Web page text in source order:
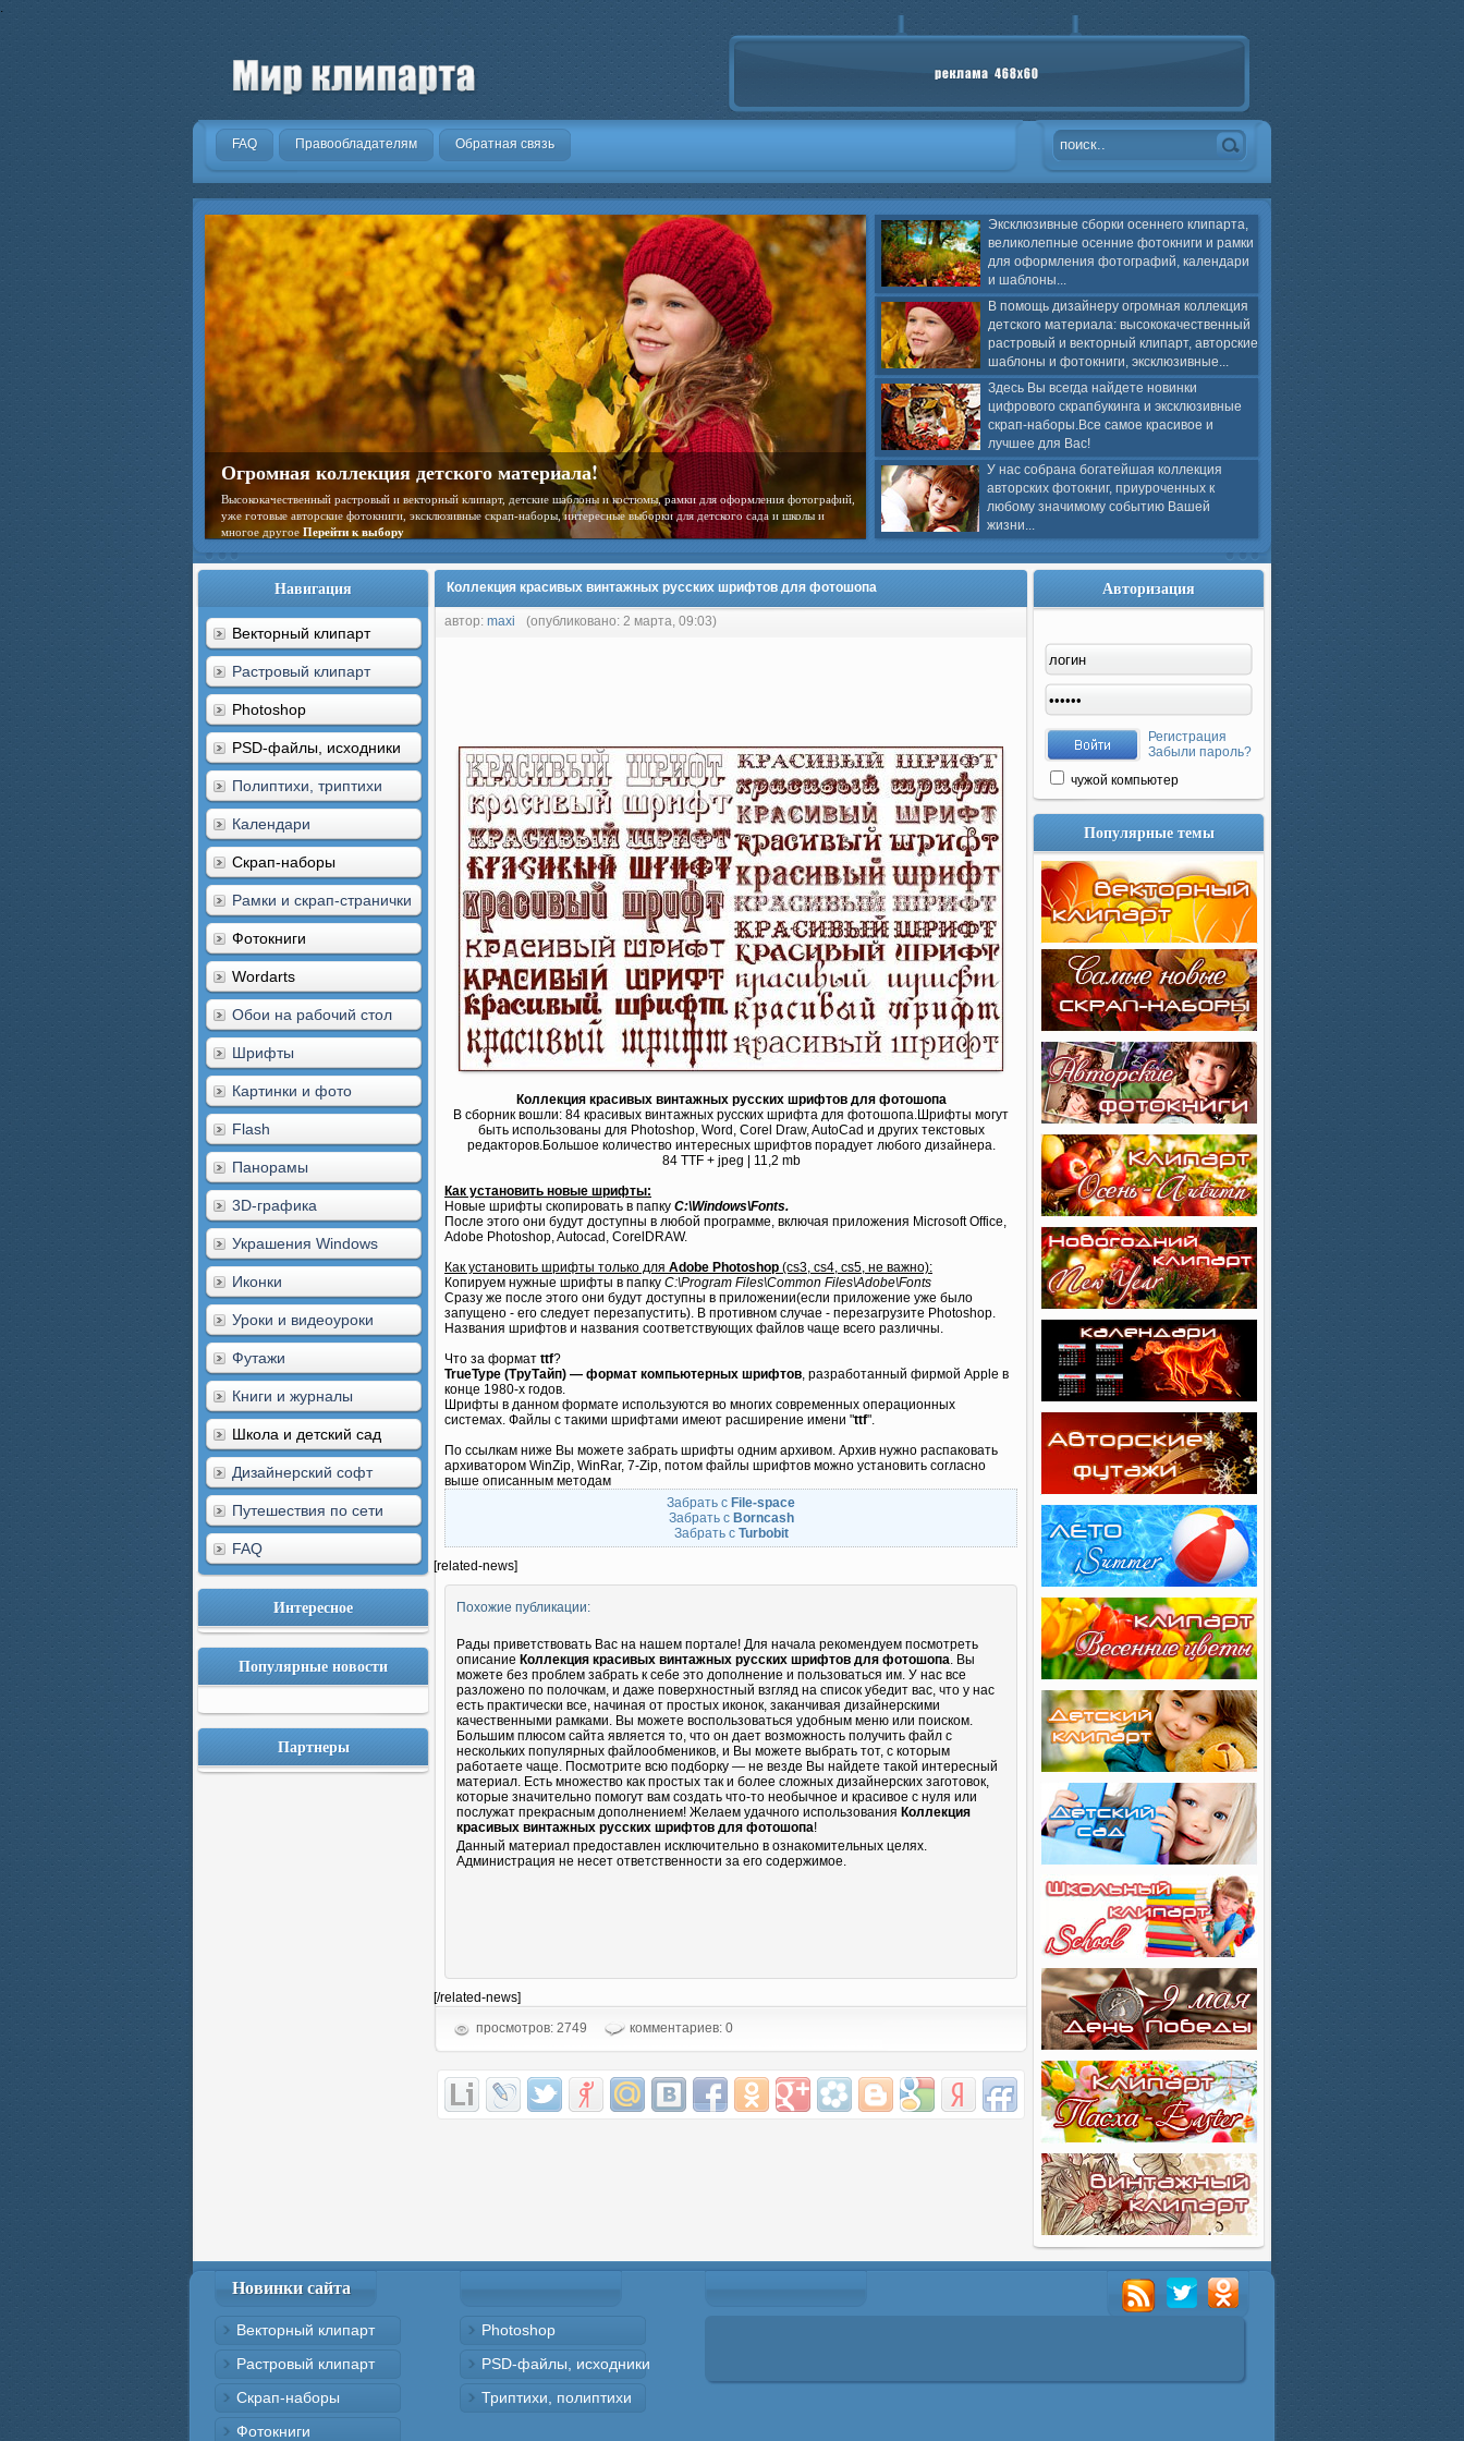
.
FAQ Правообладателям Обратная связь
Эксклюзивные сборки осеннего клипарта,
великолепные осенние фотокниги и рамки
для оформления фотографий, календари
и шаблоны...
В помощь дизайнеру огромная коллекция
детского материала: высококачественный
растровый и векторный клипарт, авторские
шаблоны и фотокниги, эксклюзивные...
Здесь Вы всегда найдете новинки
цифрового скрапбукинга и эксклюзивные
скрап-наборы.Все самое красивое и
лучшее для Вас!
У нас собрана богатейшая коллекция
авторских фотокниг, приуроченных к
любому значимому событию Вашей
жизни...
Огромная коллекция детского материала!
Высококачественный растровый и векторный клипарт, детские шаблоны и костюмы, рамки для оформления фотографий,
уже готовые авторские фотокниги, эксклюзивные скрап-наборы, интересные выборки для детского сада и школы и
многое другое Перейти к выбору
Навигация
Векторный клипарт
Растровый клипарт
Photoshop
PSD-файлы, исходники
Полиптихи, триптихи
Календари
Скрап-наборы
Рамки и скрап-странички
Фотокниги
Wordarts
Обои на рабочий стол
Шрифты
Картинки и фото
Flash
Панорамы
3D-графика
Украшения Windows
Иконки
Уроки и видеоуроки
Футажи
Книги и журналы
Школа и детский сад
Дизайнерский софт
Путешествия по сети
FAQ
Интересное
Популярные новости
Партнеры
Коллекция красивых винтажных русских шрифтов для фотошопа
автор: maxi (опубликовано: 2 марта, 09:03)
Коллекция красивых винтажных русских шрифтов для фотошопа
В сборник вошли: 84 красивых винтажных русских шрифта для фотошопа.Шрифты могут
быть использованы для Photoshop, Word, Corel Draw, AutoCad и других текстовых
редакторов.Большое количество интересных шрифтов порадует любого дизайнера.
84 TTF + jpeg | 11,2 mb
Как установить новые шрифты:
Новые шрифты скопировать в папку C:\Windows\Fonts.
После этого они будут доступны в любой программе, включая приложения Microsoft Office,
Adobe Photoshop, Autocad, CorelDRAW.
Как установить шрифты только для Adobe Photoshop (cs3, cs4, cs5, не важно):
Копируем нужные шрифты в папку C:\Program Files\Common Files\Adobe\Fonts
Сразу же после этого они будут доступны в приложении(если приложение уже было
запущено - его следует перезапустить). В противном случае - перезагрузите Photoshop.
Названия шрифтов и названия соответствующих файлов чаще всего различны.
Что за формат ttf?
TrueType (ТруТайп) — формат компьютерных шрифтов, разработанный фирмой Apple в
конце 1980-х годов.
Шрифты в данном формате используются во многих современных операционных
системах. Файлы с такими шрифтами имеют расширение имени "ttf".
По ссылкам ниже Вы можете забрать шрифты одним архивом. Архив нужно распаковать
архиватором WinZip, WinRar, 7-Zip, потом файлы шрифтов можно установить согласно
выше описанным методам
Забрать с File-space
Забрать с Borncash
Забрать с Turbobit
[related-news]
Похожие публикации:
Рады приветствовать Вас на нашем портале! Для начала рекомендуем посмотреть
описание Коллекция красивых винтажных русских шрифтов для фотошопа. Вы
можете без проблем забрать к себе это дополнение и пользоваться им. У нас все
разложено по полочкам, и даже поверхностный взгляд на список убедит вас, что у нас
есть практически все, начиная от простых иконок, заканчивая дизайнерскими
качественными рамками. Вы можете воспользоваться удобным меню или поиском.
Большим плюсом сайта является то, что он дает возможность получить файл с
нескольких популярных файлообмеников, и Вы можете выбрать тот, с которым
работаете чаще. Посмотрите всю подборку — не везде Вы найдете такой интересный
материал. Есть множество как простых так и более сложных дизайнерских заготовок,
которые значительно помогут вам создать что-то необычное и красивое с нуля или
послужат прекрасным дополнением! Желаем удачного использования Коллекция
красивых винтажных русских шрифтов для фотошопа!
Данный материал предоставлен исключительно в ознакомительных целях.
Администрация не несет ответственности за его содержимое.
[/related-news]
просмотров: 2749
комментариев: 0
Авторизация
Регистрация
Забыли пароль?
чужой компьютер
Популярные темы
Новинки сайта
Векторный клипарт
Растровый клипарт
Скрап-наборы
Фотокниги
Photoshop
PSD-файлы, исходники
Триптихи, полиптихи